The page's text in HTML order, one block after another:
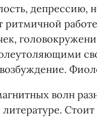
депрессию,
волн